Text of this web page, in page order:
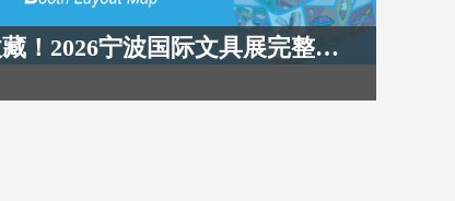
收藏！2026宁波国际文具展完整版展位图公布！